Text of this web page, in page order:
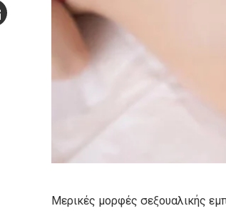
Μερικές μορφές σεξουαλικής